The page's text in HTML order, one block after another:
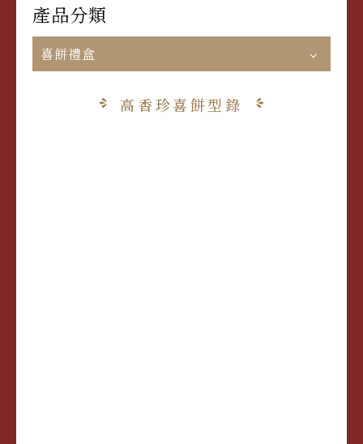
聯絡我們
產品分類
喜餅禮盒
高香珍喜餅型錄